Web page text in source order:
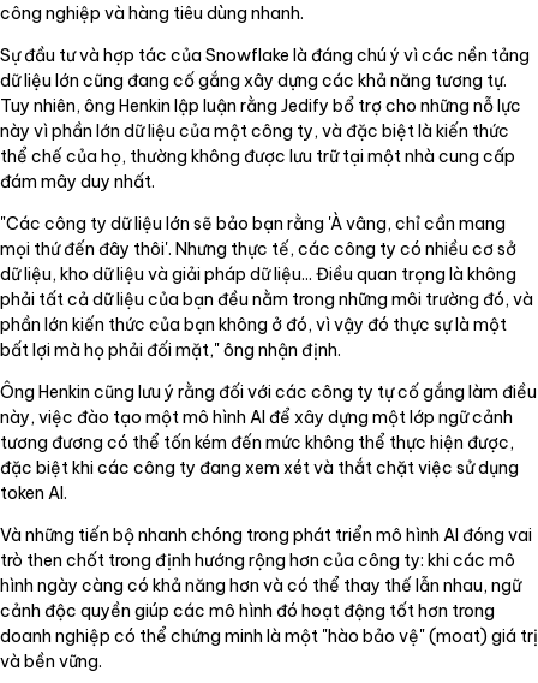
công nghiệp và hàng tiêu dùng nhanh.
Sự đầu tư và hợp tác của Snowflake là đáng chú ý vì các nền tảng
dữ liệu lớn cũng đang cố gắng xây dựng các khả năng tương tự.
Tuy nhiên, ông Henkin lập luận rằng Jedify bổ trợ cho những nỗ lực
này vì phần lớn dữ liệu của một công ty, và đặc biệt là kiến thức
thể chế của họ, thường không được lưu trữ tại một nhà cung cấp
đám mây duy nhất.
"Các công ty dữ liệu lớn sẽ bảo bạn rằng 'À vâng, chỉ cần mang
mọi thứ đến đây thôi'. Nhưng thực tế, các công ty có nhiều cơ sở
dữ liệu, kho dữ liệu và giải pháp dữ liệu... Điều quan trọng là không
phải tất cả dữ liệu của bạn đều nằm trong những môi trường đó, và
phần lớn kiến thức của bạn không ở đó, vì vậy đó thực sự là một
bất lợi mà họ phải đối mặt," ông nhận định.
Ông Henkin cũng lưu ý rằng đối với các công ty tự cố gắng làm điều
này, việc đào tạo một mô hình AI để xây dựng một lớp ngữ cảnh
tương đương có thể tốn kém đến mức không thể thực hiện được,
đặc biệt khi các công ty đang xem xét và thắt chặt việc sử dụng
token AI.
Và những tiến bộ nhanh chóng trong phát triển mô hình AI đóng vai
trò then chốt trong định hướng rộng hơn của công ty: khi các mô
hình ngày càng có khả năng hơn và có thể thay thế lẫn nhau, ngữ
cảnh độc quyền giúp các mô hình đó hoạt động tốt hơn trong
doanh nghiệp có thể chứng minh là một "hào bảo vệ" (moat) giá trị
và bền vững.